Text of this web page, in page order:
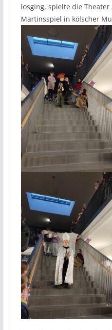
losging, spielte die Theater
Martinsspiel in kölscher